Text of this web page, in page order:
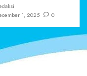
1, 2025
0